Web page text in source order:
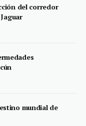
del corredor
mundial de